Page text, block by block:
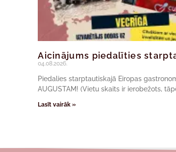
Aicinājums piedalīties
04.08.2026.
Piedalies starptautiskajā Eiropas
AUGUSTAM! (Vietu skaits ir ierobežots,
Lasīt vairāk »